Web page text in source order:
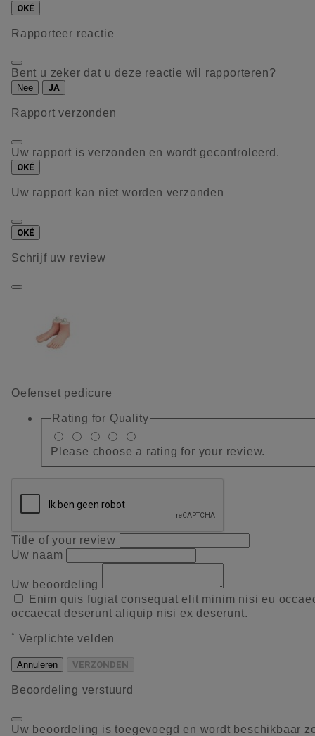
OKÉ
Rapporteer reactie
Bent u zeker dat u deze reactie wil rapporteren?
Nee JA
Rapport verzonden
Uw rapport is verzonden en wordt gecontroleerd.
OKÉ
Uw rapport kan niet worden verzonden
OKÉ
Schrijf uw review
Oefenset pedicure
Rating for Quality
Please choose a rating for your review.
Title of your review
Uw naam
Uw beoordeling
Enim quis fugiat consequat elit minim nisi eu
occaecat deserunt aliquip nisi ex deserunt.
* Verplichte velden
Annuleren VERZONDEN
Beoordeling verstuurd
Uw beoordeling is toegevoegd en wordt beschikbaar